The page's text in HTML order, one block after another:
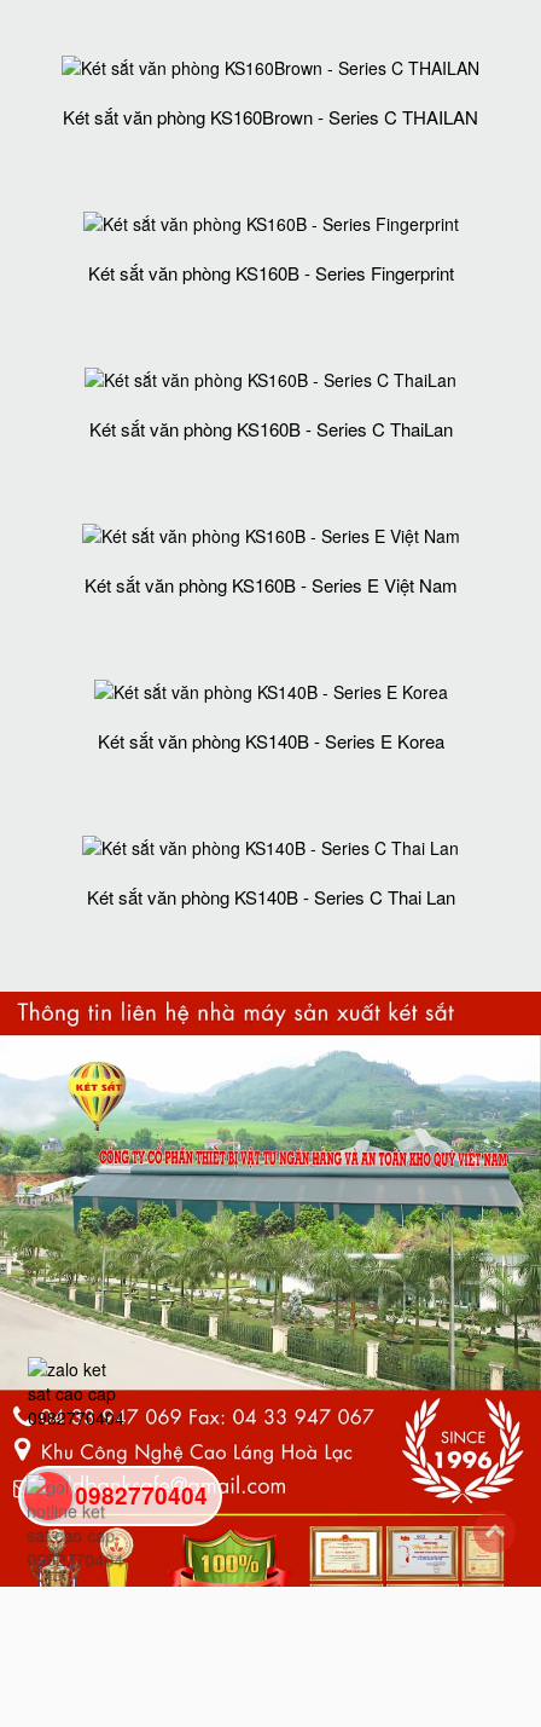
Két sắt văn phòng KS160Brown - Series C THAILAN
Két sắt văn phòng KS160B - Series Fingerprint
Két sắt văn phòng KS160B - Series C ThaiLan
Két sắt văn phòng KS160B - Series E Việt Nam
Két sắt văn phòng KS140B - Series E Korea
Két sắt văn phòng KS140B - Series C Thai Lan
0982770404
back